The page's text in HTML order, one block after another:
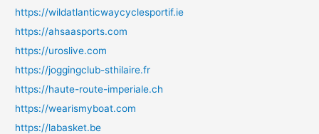
https://wildatlanticwaycyclesportif.ie
https://ahsaasports.com
https://uroslive.com
https://joggingclub-sthilaire.fr
https://haute-route-imperiale.ch
https://wearismyboat.com
https://labasket.be